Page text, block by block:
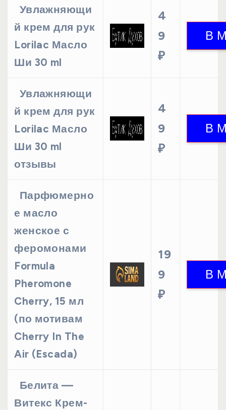
Увлажняющи
й крем для рук
Lorilac Масло
Ши 30 ml
4
9
₽
Увлажняющи
й крем для рук
Lorilac Масло
Ши 30 ml
отзывы
4
9
₽
Парфюмерно
е масло
женское с
феромонами
Formula
Pheromone
Cherry, 15 мл
(по мотивам
Cherry In The
Air (Escada)
19
9
₽
Белита —
Витекс Крем-